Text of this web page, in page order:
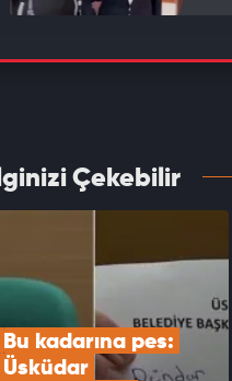
İlginizi Çekebilir
Bu kadarına pes:
Üsküdar